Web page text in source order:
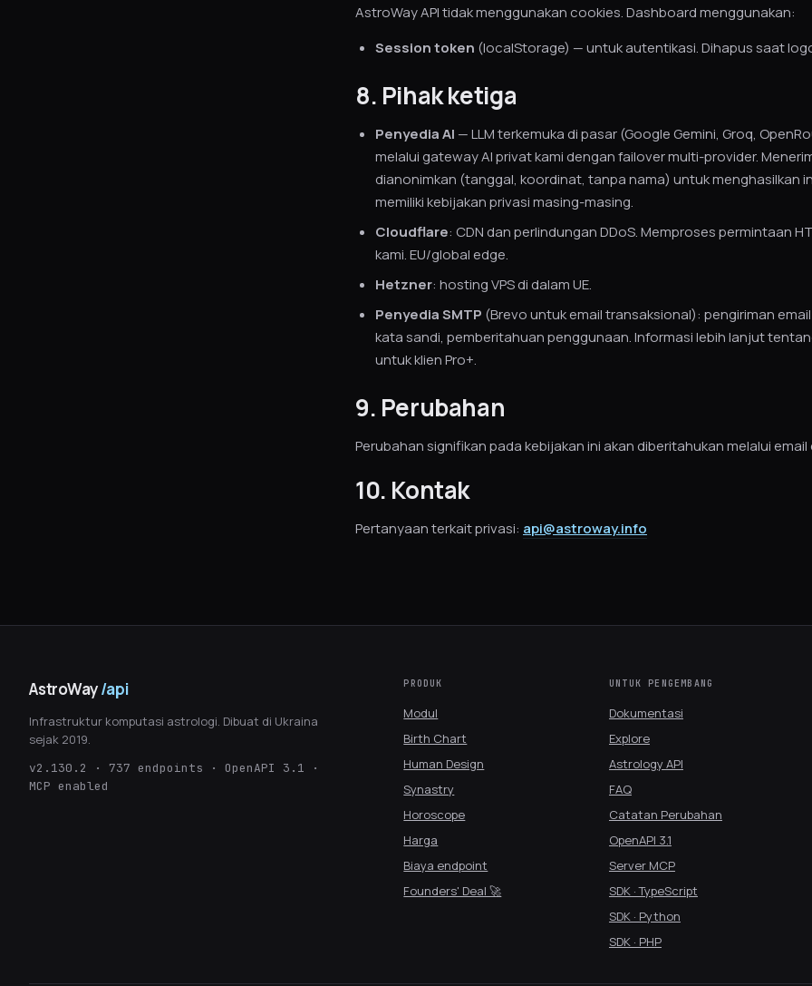
AstroWay API tidak menggunakan cookies. Dashboard menggunakan:
Session token (localStorage) — untuk autentikasi. Dihapus saat
8. Pihak ketiga
Penyedia AI — LLM terkemuka di pasar (Google Gemini, Groq,
melalui gateway AI privat kami dengan failover multi-provider.
dianonimkan (tanggal, koordinat, tanpa nama) untuk menghasilkan
memiliki kebijakan privasi masing-masing.
Cloudflare: CDN dan perlindungan DDoS. Memproses permintaan
kami. EU/global edge.
Hetzner: hosting VPS di dalam UE.
Penyedia SMTP (Brevo untuk email transaksional): pengiriman
kata sandi, pemberitahuan penggunaan. Informasi lebih lanjut
untuk klien Pro+.
9. Perubahan
Perubahan signifikan pada kebijakan ini akan diberitahukan melalui email
10. Kontak
Pertanyaan terkait privasi: api@astroway.info
AstroWay/api
Infrastruktur komputasi astrologi. Dibuat di Ukraina
sejak 2019.
v2.130.2 · 737 endpoints · OpenAPI 3.1 ·
MCP enabled
PRODUK
Modul
Birth Chart
Human Design
Synastry
Horoscope
Harga
Biaya endpoint
Founders' Deal 🚀
UNTUK PENGEMBANG
Dokumentasi
Explore
Astrology API
FAQ
Catatan Perubahan
OpenAPI 3.1
Server MCP
SDK · TypeScript
SDK · Python
SDK · PHP